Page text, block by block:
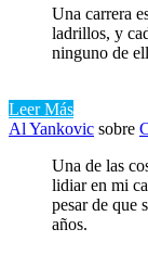
Una carrera
ladrillos, y
ninguno de
Leer Más
Al Yankovic sobre
Una de las
lidiar en mi
pesar de que
años.